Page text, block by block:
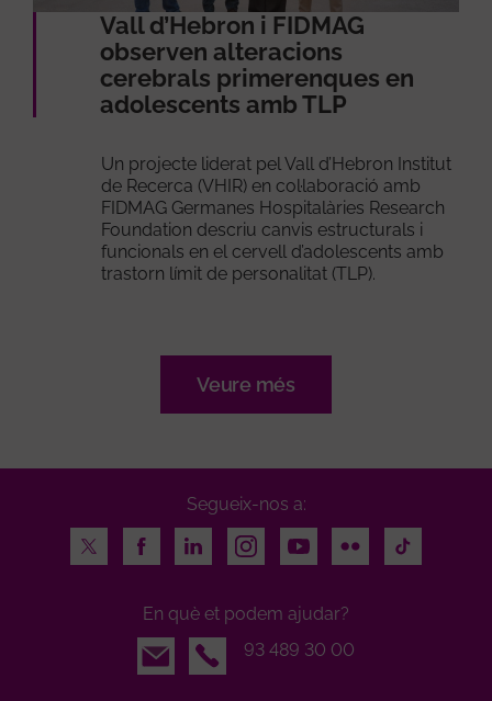
Vall d’Hebron i FIDMAG
observen alteracions
cerebrals primerenques en
adolescents amb TLP
Un projecte liderat pel Vall d’Hebron Institut
de Recerca (VHIR) en col·laboració amb
FIDMAG Germanes Hospitalàries Research
Foundation descriu canvis estructurals i
funcionals en el cervell d’adolescents amb
trastorn límit de personalitat (TLP).
Veure més
Segueix-nos a:
Twitter
FacebookLinkedInInstagramYoutubeFlickr TikTok
En què et podem ajudar?
Email
93 489 30 00